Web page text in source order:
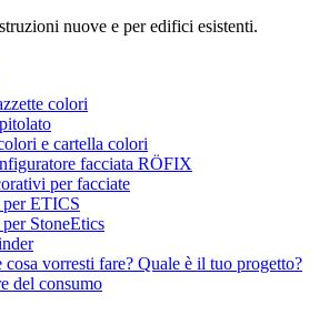
nuove e per edifici esistenti.
colori
e cartella colori
facciata RÖFIX
per facciate
ETICS
StoneEtics
cosa vorresti fare? Quale è il tuo progetto?
del consumo